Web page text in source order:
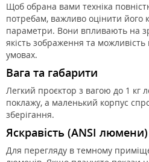
Щоб обрана вами техніка
потребам, важливо оцінити його
параметри. Вони впливають на
якість зображення та
умовах.
Вага та габарити
Легкий проєктор з вагою до 1 кг
поклажу, а маленький корпус
зберігання.
Яскравість (ANSI люмени)
Для перегляду в темному